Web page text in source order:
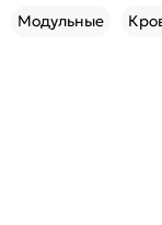
Модульные